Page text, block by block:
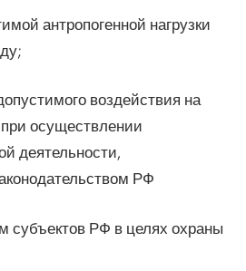
антропогенной нагрузки
воздействия на
осуществлении
деятельности,
РФ
субъектов РФ в целях охраны